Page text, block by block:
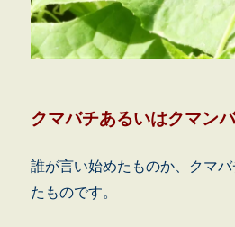
クマバチあるいはクマン
誰が言い始めたものか、クマ
たものです。